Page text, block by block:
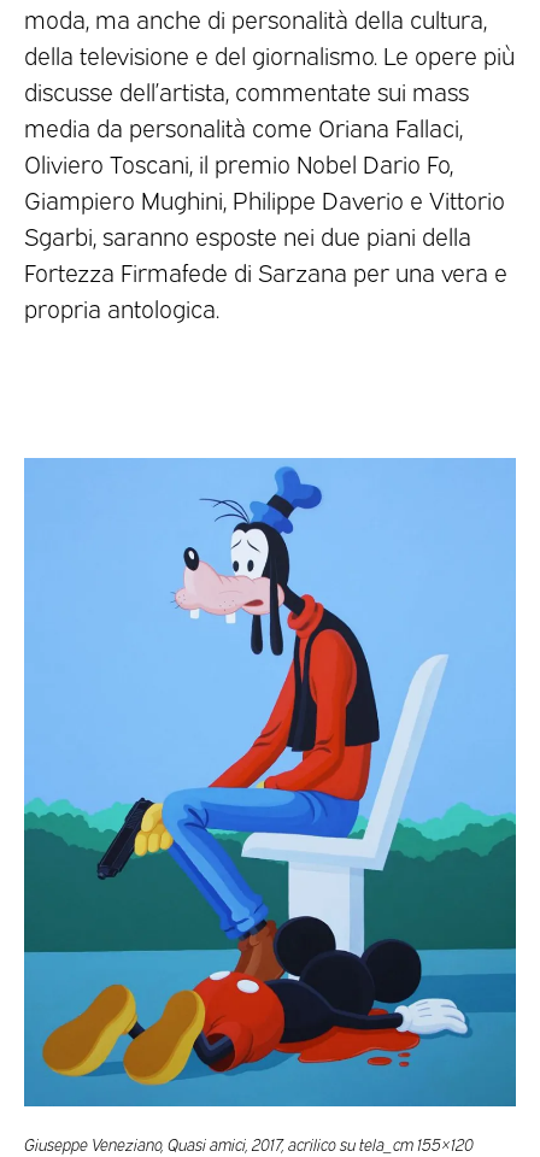
moda, ma anche di personalità della cultura,
della televisione e del giornalismo. Le opere più
discusse dell’artista, commentate sui mass
media da personalità come Oriana Fallaci,
Oliviero Toscani, il premio Nobel Dario Fo,
Giampiero Mughini, Philippe Daverio e Vittorio
Sgarbi, saranno esposte nei due piani della
Fortezza Firmafede di Sarzana per una vera e
propria antologica.
Giuseppe Veneziano, Quasi amici, 2017, acrilico su tela_cm 155×120